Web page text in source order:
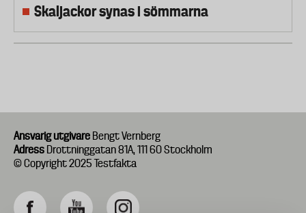
Skaljackor synas i sömmarna
Ansvarig utgivare Bengt Vernberg
Adress Drottninggatan 81A, 111 60 Stockholm
© Copyright 2025 Testfakta